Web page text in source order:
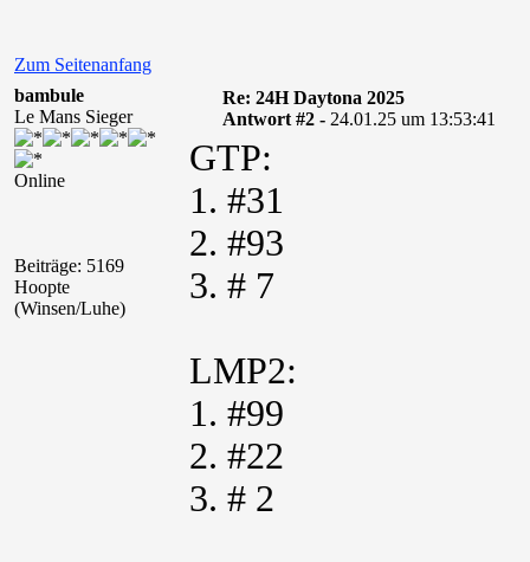
Zum Seitenanfang
bambule
Le Mans Sieger
Online
Beiträge: 5169
Hoopte
(Winsen/Luhe)
Re: 24H Daytona 2025
Antwort #2 - 24.01.25 um 13:53:41
GTP:
1. #31
2. #93
3. # 7
LMP2:
1. #99
2. #22
3. # 2